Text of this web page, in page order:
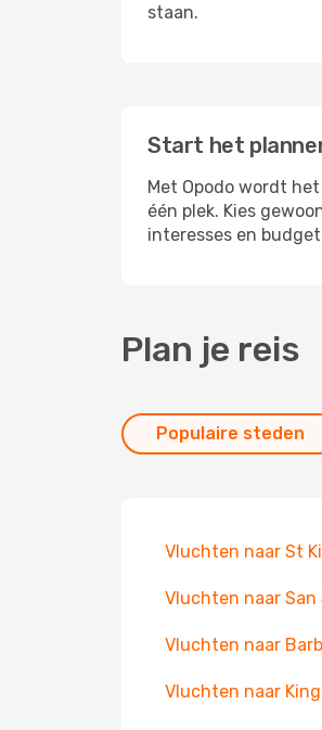
staan.
Start het
Met Opodo wordt
één plek. Kies
interesses en
Plan je reis
Populaire steden
Vluchten naar St
Vluchten naar San
Vluchten naar
Vluchten naar